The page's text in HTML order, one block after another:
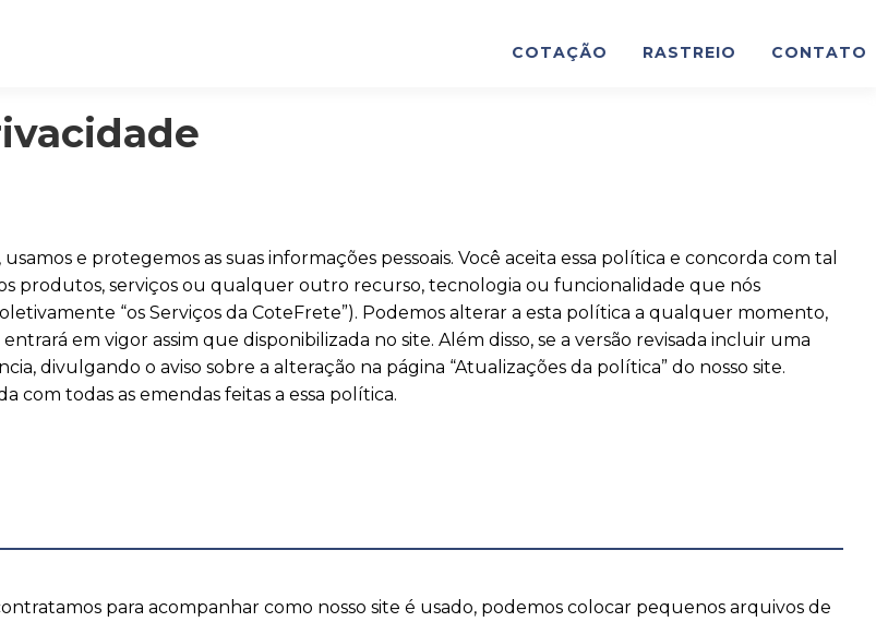
COTAÇÃO RASTREIO CONTATO
e protegemos as suas informações pessoais. Você aceita essa política e concorda com tal
produtos, serviços ou qualquer outro recurso, tecnologia ou funcionalidade que nós
“os Serviços da CoteFrete”). Podemos alterar a esta política a qualquer momento,
em vigor assim que disponibilizada no site. Além disso, se a versão revisada incluir uma
divulgando o aviso sobre a alteração na página “Atualizações da política” do nosso site.
com todas as emendas feitas a essa política.
para acompanhar como nosso site é usado, podemos colocar pequenos arquivos de